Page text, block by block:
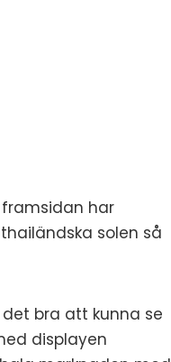
framsidan har
solen så
bra att kunna se
displayen